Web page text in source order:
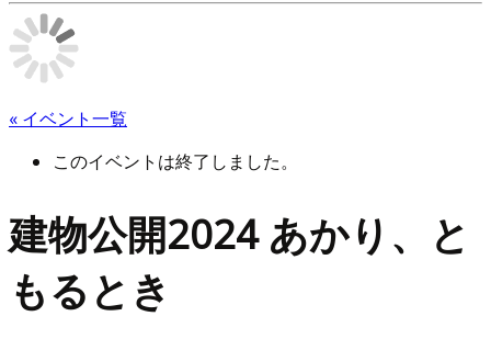
« イベント一覧
このイベントは終了しました。
建物公開2024 あかり、と
もるとき